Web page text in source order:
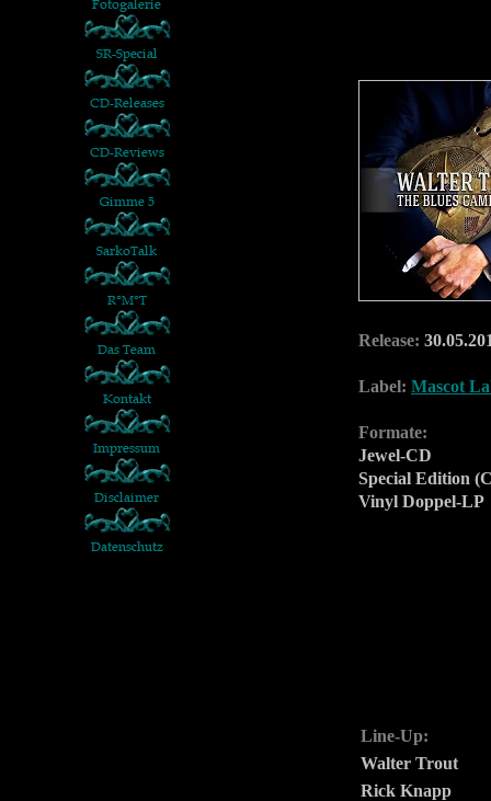
Release:
Label: Mascot
Formate:
Jewel-CD
Special Edition
Vinyl Doppel-LP
Line-Up:
Walter Trout
Rick Knapp